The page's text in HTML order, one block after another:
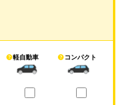
軽自動車 コンパクト